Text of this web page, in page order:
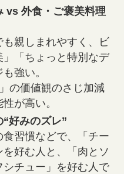
vs 外食・ご褒美料理
親しまれやすく、ビ
「ちょっと特別なデ
強い。
の価値観のさじ加減
が高い。
好みのズレ”
習慣などで、「チー
好む人と、「肉とソ
チュー」を好む人で